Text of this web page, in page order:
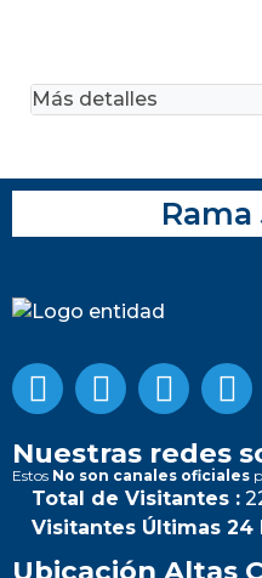
Más detalles
Nuestras redes
Estos No son canales oficiales
Total de Visitantes :
Visitantes Últimas 24
Ubicación Altas